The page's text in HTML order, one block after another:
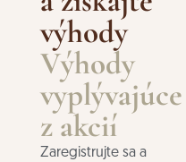
výhody
Výhody
vyplývajúce
z akcií
Zaregistrujte sa a